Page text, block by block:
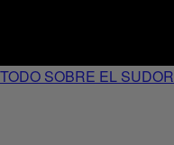
TODO SOBRE EL SUDOR